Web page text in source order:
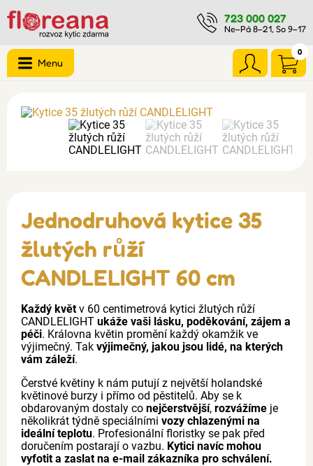
723 000 027
Ne–Pá 8–21, So 9–17
0
Menu
Jednodruhová kytice 35
žlutých růží
CANDLELIGHT 60 cm
Každý květv 60 centimetrová kytici žlutých růží
CANDLELIGHT ukáže vaši lásku, poděkování, zájem a
péči. Královna květin promění každý okamžik ve
výjimečný. Tak výjimečný, jakou jsou lidé, na kterých
vám záleží.
Čerstvé květiny k nám putují z největší holandské
květinové burzy i přímo od pěstitelů. Aby se k
obdarovaným dostaly co nejčerstvější, rozvážíme je
několikrát týdně speciálními vozy chlazenými na
ideální teplotu. Profesionální floristky se pak před
doručením postarají o vazbu. Kytici navíc mohou
vyfotit a zaslat na e-mail zákazníka pro schválení.